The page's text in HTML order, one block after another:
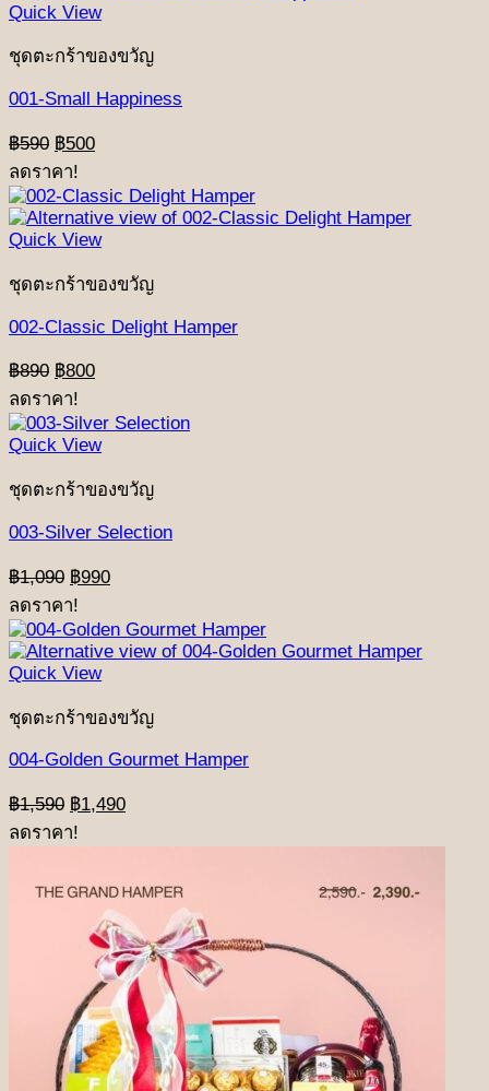
Quick View
ชุดตะกร้าของขวัญ
001-Small Happiness
฿590 Original
price
was:
฿590.
฿500Current
฿500.
ลดราคา!
Quick View
ชุดตะกร้าของขวัญ
002-Classic Delight Hamper
฿890 Original
price
was:
฿890.
฿800Current
฿800.
ลดราคา!
Quick View
ชุดตะกร้าของขวัญ
003-Silver Selection
฿1,090 Original
price
was:
฿1,090.
฿990Current
฿990.
ลดราคา!
Quick View
ชุดตะกร้าของขวัญ
004-Golden Gourmet Hamper
฿1,590 Original
price
was:
฿1,490Current
ลดราคา!